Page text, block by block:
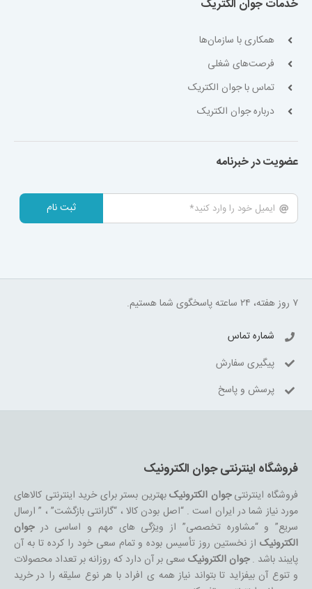
خدمات جوان الکتریک
همکاری با سازمان‌ها
فرصت‌های شغلی
تماس با جوان الکتریک
درباره جوان الکتریک
عضویت در خبرنامه
ثبت نام
۷ روز هفته، ۲۴ ساعته پاسخگوی شما هستیم.
شماره تماس
پیگیری سفارش
پرسش و پاسخ
فروشگاه اینترنتی جوان الکترونیک
فروشگاه اینترنتیجوان الکترونیکبهترین بستر برای خرید اینترنتی کالاهای
مورد نیاز شما در ایران است . “اصل بودن کالا ، “گارانتی بازگشت” ، ” ارسال
سریع” و “مشاوره تخصصی” از ویژگی های مهم و اساسی درجوان
الکترونیکاز نخستین روز تأسیس بوده و تمام سعی خود را کرده تا به آن
پایبند باشد .جوان الکترونیکسعی بر آن دارد که روزانه بر تعداد محصولات
و تنوع آن بیفزاید تا بتواند نیاز همه ی افراد با هر نوع سلیقه را در خرید